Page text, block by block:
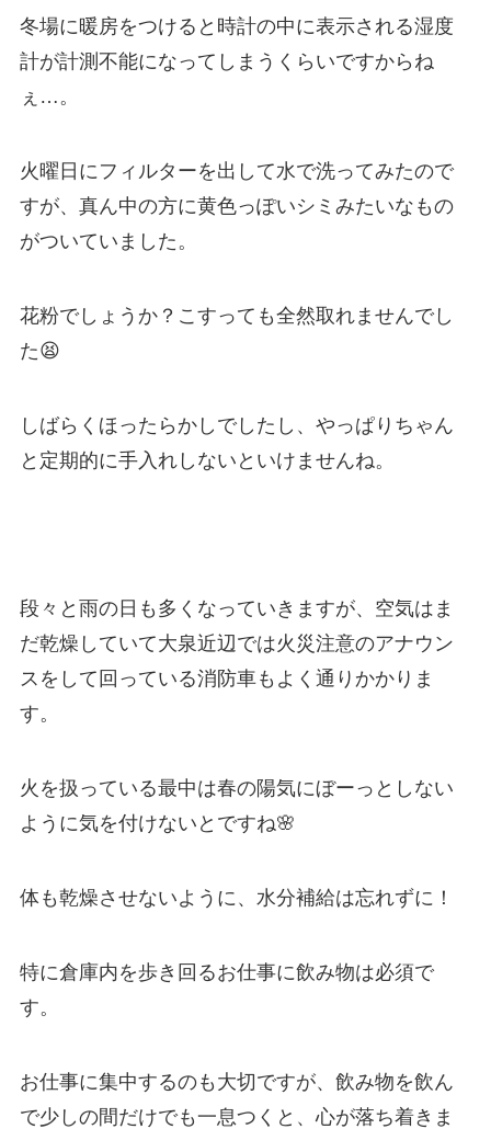
冬場に暖房をつけると時計の中に表示される湿度
計が計測不能になってしまうくらいですからね
ぇ…。
火曜日にフィルターを出して水で洗ってみたので
すが、真ん中の方に黄色っぽいシミみたいなもの
がついていました。
花粉でしょうか？ こすっても全然取れませんでし
た😫
しばらくほったらかしでしたし、やっぱりちゃん
と定期的に手入れしないといけませんね。
段々と雨の日も多くなっていきますが、空気はま
だ乾燥していて大泉近辺では火災注意のアナウン
スをして回っている消防車もよく通りかかりま
す。
火を扱っている最中は春の陽気にぼーっとしない
ように気を付けないとですね🌸
体も乾燥させないように、水分補給は忘れずに！
特に倉庫内を歩き回るお仕事に飲み物は必須で
す。
お仕事に集中するのも大切ですが、飲み物を飲ん
で少しの間だけでも一息つくと、心が落ち着きま